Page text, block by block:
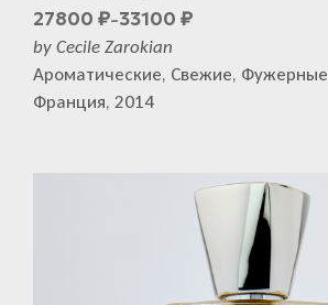
27800 ₽–33100 ₽
by Cecile Zarokian
Ароматические, Свежие, Фужерные
Франция, 2014